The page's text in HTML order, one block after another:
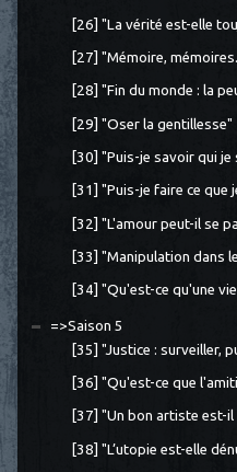
[26] "La vérité est-elle
[27] "Mémoire,
[28] "Fin du monde : la
[29] "Oser la gentillesse"
[30] "Puis-je savoir qui je
[31] "Puis-je faire ce que
[32] "L'amour peut-il se
[33] "Manipulation dans
[34] "Qu'est-ce qu'une
=>Saison 5
[35] "Justice : surveiller,
[36] "Qu'est-ce que
[37] "Un bon artiste est-il
[38] "L’utopie est-elle